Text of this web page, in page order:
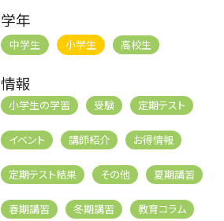
学年
中学生 小学生 高校生
情報
小学生の学習 受験 定期テスト
イベント 講師紹介 お得情報
定期テスト結果 その他 夏期講習
春期講習 冬期講習 教育コラム